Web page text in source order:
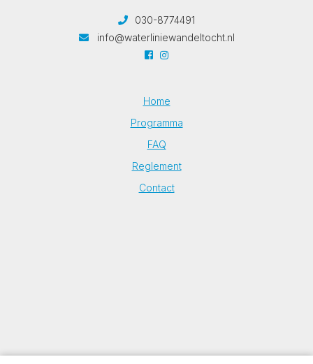
030-8774491
info@waterliniewandeltocht.nl
Home
Programma
FAQ
Reglement
Contact